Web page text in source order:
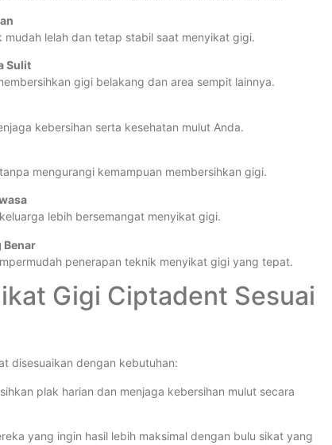
lelah dan tetap stabil saat menyikat gigi.
Sulit
gigi belakang dan area sempit lainnya.
kebersihan serta kesehatan mulut Anda.
mengurangi kemampuan membersihkan gigi.
lebih bersemangat menyikat gigi.
Benar
penerapan teknik menyikat gigi yang tepat.
Gigi Ciptadent Sesuai
disesuaikan dengan kebutuhan:
plak harian dan menjaga kebersihan mulut secara
yang ingin hasil lebih maksimal dengan bulu sikat yang